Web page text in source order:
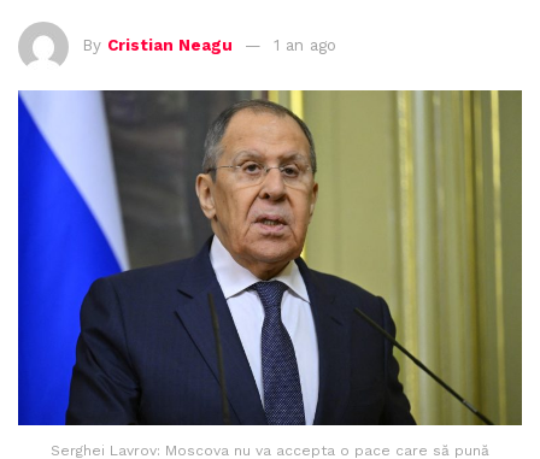
By Cristian Neagu 1 an ago
Serghei Lavrov: Moscova nu va accepta o pace care să pună